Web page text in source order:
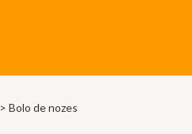
> Bolo de nozes